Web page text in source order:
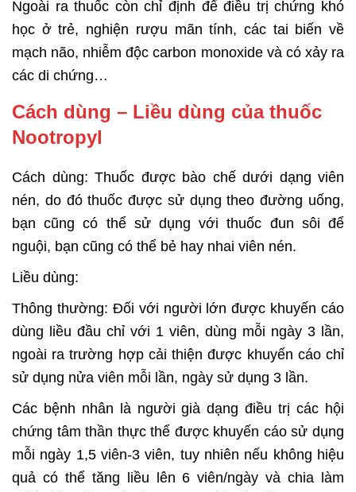
Ngoài ra thuốc còn chỉ định để điều trị chứng khó
học ở trẻ, nghiện rượu mãn tính, các tai biến về
mạch não, nhiễm độc carbon monoxide và có xảy ra
các di chứng…
Cách dùng – Liều dùng của thuốc
Nootropyl
Cách dùng: Thuốc được bào chế dưới dạng viên
nén, do đó thuốc được sử dụng theo đường uống,
bạn cũng có thể sử dụng với thuốc đun sôi để
nguội, bạn cũng có thể bẻ hay nhai viên nén.
Liều dùng:
Thông thường: Đối với người lớn được khuyến cáo
dùng liều đầu chỉ với 1 viên, dùng mỗi ngày 3 lần,
ngoài ra trường hợp cải thiện được khuyến cáo chỉ
sử dụng nửa viên mỗi lần, ngày sử dụng 3 lần.
Các bệnh nhân là người già dạng điều trị các hội
chứng tâm thần thực thể được khuyến cáo sử dụng
mỗi ngày 1,5 viên-3 viên, tuy nhiên nếu không hiệu
quả có thể tăng liều lên 6 viên/ngày và chia làm